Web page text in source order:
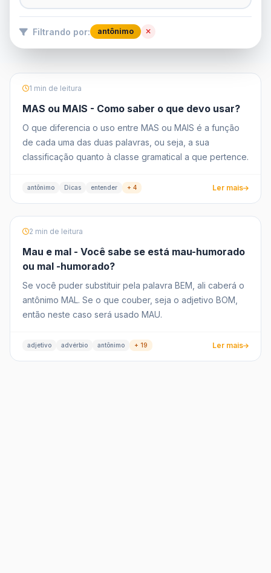
Filtrando por: antônimo
1 min de leitura
MAS ou MAIS - Como saber o que devo usar?
O que diferencia o uso entre MAS ou MAIS é a função
de cada uma das duas palavras, ou seja, a sua
classificação quanto à classe gramatical a que pertence.
antônimo Dicas entender + 4 Ler mais
2 min de leitura
Mau e mal - Você sabe se está mau-humorado
ou mal -humorado?
Se você puder substituir pela palavra BEM, ali caberá o
antônimo MAL. Se o que couber, seja o adjetivo BOM,
então neste caso será usado MAU.
adjetivo advérbio antônimo + 19 Ler mais